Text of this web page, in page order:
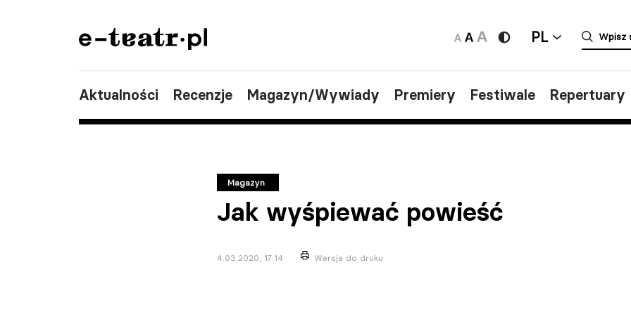
PL
Aktualności Recenzje Magazyn/Wywiady Premiery Festiwale Repertuary
Magazyn
Jak wyśpiewać powieść
4.03.2020, 17:14 Wersja do druku